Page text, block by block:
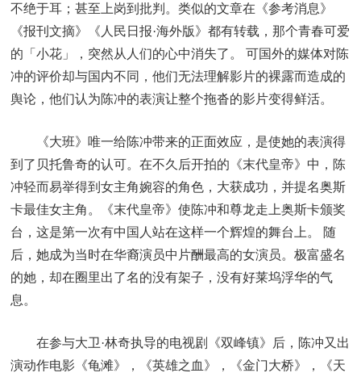
不绝于耳；甚至上岗到批判。类似的文章在《参考消息》
《报刊文摘》《人民日报·海外版》都有转载，那个青春可爱
的「小花」，突然从人们的心中消失了。 可国外的媒体对陈
冲的评价却与国内不同，他们无法理解影片的裸露而造成的
舆论，他们认为陈冲的表演让整个拖沓的影片变得鲜活。
《大班》唯一给陈冲带来的正面效应，是使她的表演得
到了贝托鲁奇的认可。在不久后开拍的《末代皇帝》中，陈
冲轻而易举得到女主角婉容的角色，大获成功，并提名奥斯
卡最佳女主角。《末代皇帝》使陈冲和尊龙走上奥斯卡颁奖
台，这是第一次有中国人站在这样一个辉煌的舞台上。 随
后，她成为当时在华裔演员中片酬最高的女演员。极富盛名
的她，却在圈里出了名的没有架子，没有好莱坞浮华的气
息。
在参与大卫·林奇执导的电视剧《双峰镇》后，陈冲又出
演动作电影《龟滩》，《英雄之血》，《金门大桥》，《天